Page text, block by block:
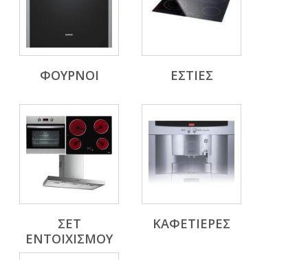
ΦΟΥΡΝΟΙ ΕΣΤΙΕΣ
ΣΕΤ
ΕΝΤΟΙΧΙΣΜΟΥ
ΚΑΦΕΤΙΕΡΕΣ